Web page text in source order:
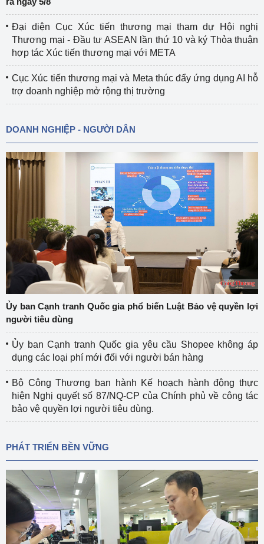
Đại diện Cục Xúc tiến thương mại tham dự Hội nghị
Thương mại - Đầu tư ASEAN lần thứ 10 và ký Thỏa thuận
hợp tác Xúc tiến thương mại với META
Cục Xúc tiến thương mại và Meta thúc đẩy ứng dụng AI hỗ
trợ doanh nghiệp mở rộng thị trường
DOANH NGHIỆP - NGƯỜI DÂN
Ủy ban Cạnh tranh Quốc gia phổ biến Luật Bảo vệ quyền lợi
người tiêu dùng
Ủy ban Cạnh tranh Quốc gia yêu cầu Shopee không áp
dụng các loại phí mới đối với người bán hàng
Bộ Công Thương ban hành Kế hoạch hành động thực
hiện Nghị quyết số 87/NQ-CP của Chính phủ về công tác
bảo vệ quyền lợi người tiêu dùng.
PHÁT TRIỂN BỀN VỮNG